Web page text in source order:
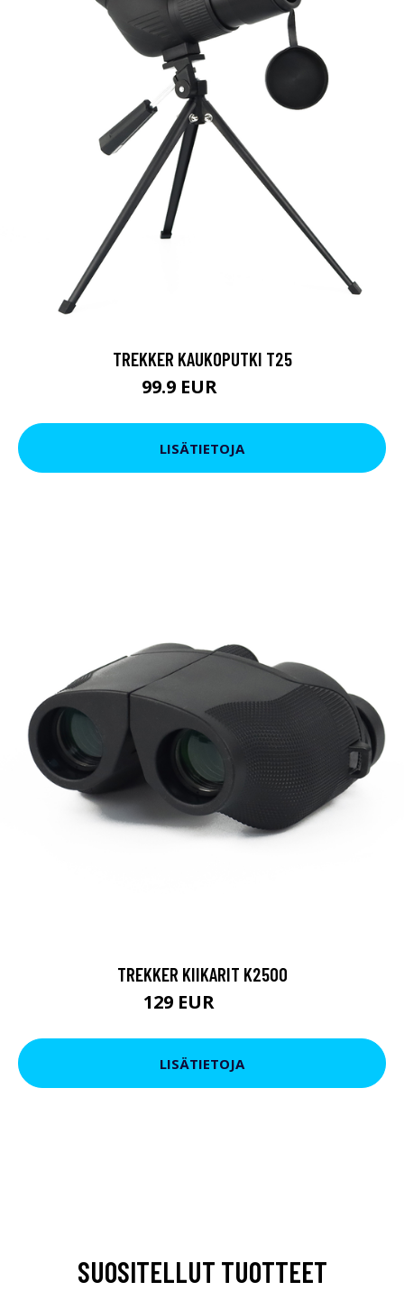
TREKKER KAUKOPUTKI T25
99.9 EUR
LISÄTIETOJA
TREKKER KIIKARIT K2500
129 EUR
LISÄTIETOJA
SUOSITELLUT TUOTTEET